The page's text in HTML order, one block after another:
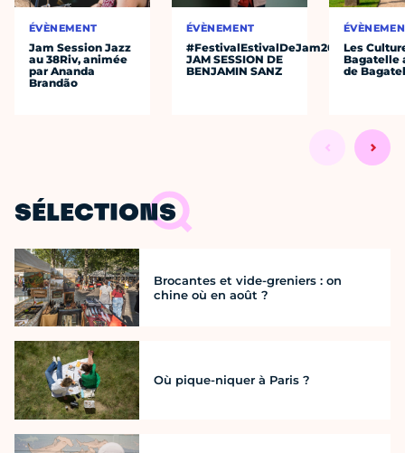
ÉVÈNEMENT
Jam Session Jazz
au 38Riv, animée
par Ananda
Brandão
ÉVÈNEMENT
#FestivalEstivalDeJam2026
JAM SESSION DE
BENJAMIN SANZ
Les
Bagatelle
de
SÉLECTIONS
Brocantes et vide-greniers : on
chine où en août ?
Où pique-niquer à Paris ?